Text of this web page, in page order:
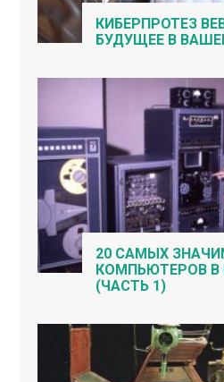
КИБЕРПРОТЕЗ
БУДУЩЕЕ В
20 САМЫХ
КОМПЬЮТЕРОВ В
(ЧАСТЬ 1)